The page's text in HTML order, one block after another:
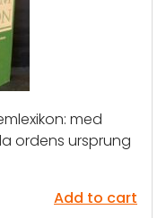
med
ordens ursprung
Add to cart